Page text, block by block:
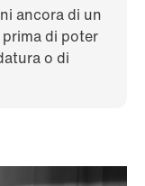
ancora di un
di poter
o di